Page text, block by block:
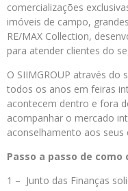
comercializações
imóveis de campo,
RE/MAX Collection,
para atender clientes do
O SIIMGROUP através do
todos os anos em feiras
acontecem dentro e fora
acompanhar o mercado
aconselhamento aos seus
Passo a passo de
1 – Junto das Finanças